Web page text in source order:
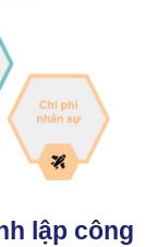
lập công